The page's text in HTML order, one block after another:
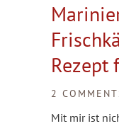
Rezept
2
Mit mir ist